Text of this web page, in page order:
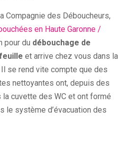
Compagnie des Déboucheurs,
en Haute Garonne /
pour du débouchage de
et arrive chez vous dans la
se rend vite compte que des
nettoyantes ont, depuis des
cuvette des WC et ont formé
le système d’évacuation des